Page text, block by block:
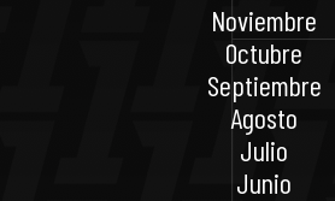
Noviembre
Octubre
Septiembre
Agosto
Julio
Junio